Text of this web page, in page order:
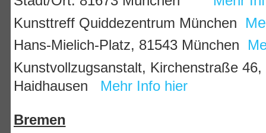
Kunsttreff Quiddezentrum München
Hans-Mielich-Platz, 81543 München
Kunstvollzugsanstalt, Kirchenstraße
Haidhausen Mehr Info hier
Bremen